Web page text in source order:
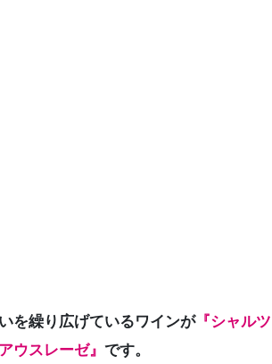
を繰り広げているワインが『シャルツ
ウスレーゼ』 です。